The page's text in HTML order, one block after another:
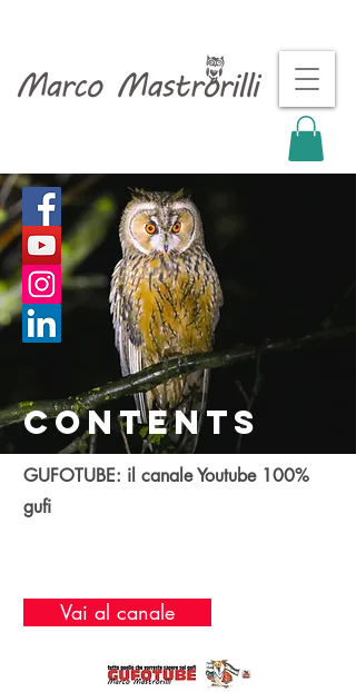
contents
GUFOTUBE: il canale Youtube 100%
gufi
Vai al canale